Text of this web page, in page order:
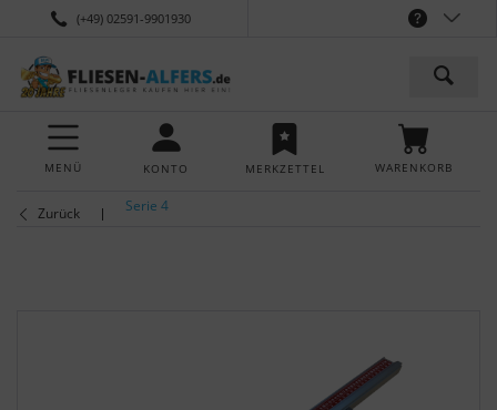
(+49) 02591-9901930
MENÜ KONTO MERKZETTEL WARENKORB
Zurück Serie 4